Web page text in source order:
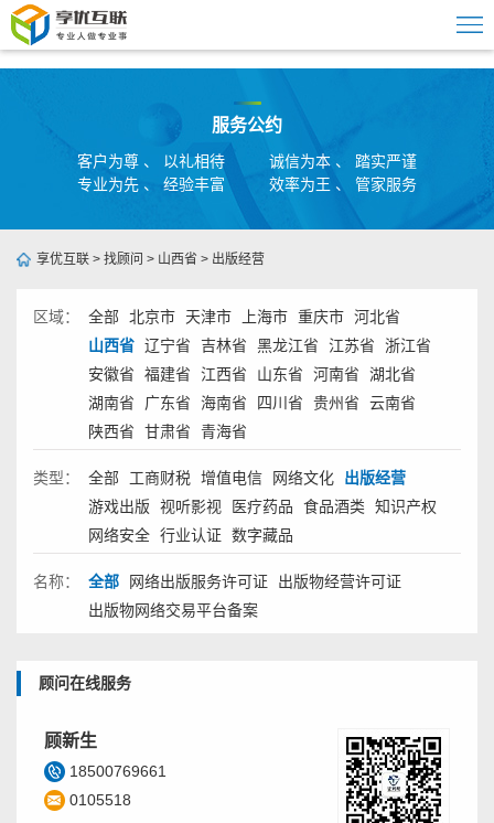
服务公约
客户为尊 、 以礼相待
诚信为本 、 踏实严谨
专业为先 、 经验丰富
效率为王 、 管家服务
享优互联 > 找顾问 > 山西省 > 出版经营
区域： 全部 北京市 天津市 上海市 重庆市 河北省
山西省 辽宁省 吉林省 黑龙江省 江苏省
浙江省
安徽省
福建省 江西省 山东省 河南省
湖北省
湖南省
广东省 海南省 四川省 贵州省
云南省
陕西省
甘肃省 青海省
类型： 全部 工商财税 增值电信 网络文化
出版经营
游戏出版
视听影视 医疗药品 食品酒类
知识产权
网络安全 行业认证 数字藏品
名称： 全部 网络出版服务许可证
出版物经营许可证
出版物网络交易平台备案
顾问在线服务
顾新生
18500769661
0105518